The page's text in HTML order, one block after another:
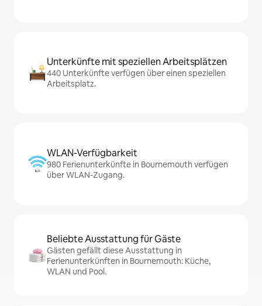
Unterkünfte mit speziellen Arbeitsplätzen
440 Unterkünfte verfügen über einen speziellen
Arbeitsplatz.
WLAN-Verfügbarkeit
980 Ferienunterkünfte in Bournemouth verfügen
über WLAN-Zugang.
Beliebte Ausstattung für Gäste
Gästen gefällt diese Ausstattung in
Ferienunterkünften in Bournemouth: Küche,
WLAN und Pool.